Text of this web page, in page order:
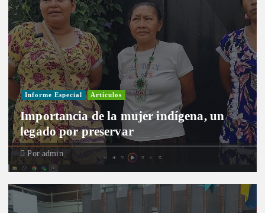
Informe Especial Artículos
Importancia de la mujer indígena, un
legado por preservar
Por admin